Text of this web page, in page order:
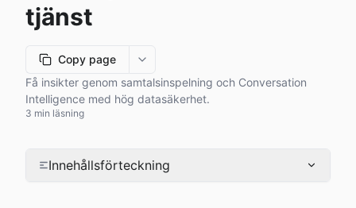
tjänst
Copy page
More options
Få insikter genom samtalsinspelning och Conversation
Intelligence med hög datasäkerhet.
3 min läsning
Innehållsförteckning